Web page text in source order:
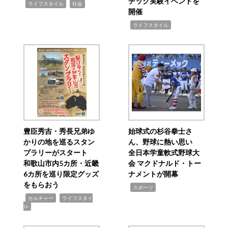
ライフスタイル 社会
開催
ライフスタイル
豊臣秀吉・秀長兄弟ゆ
かりの地を巡るスタン
プラリーがスタート
和歌山市内5カ所・近畿
6カ所を巡り限定グッズ
をもらおう
カルチャー
ライフスタイ
ル
始球式の杉谷拳士さ
ん、野球に熱い思い
全日本学童軟式野球大
会 マクドナルド・トー
ナメントが開幕
スポーツ